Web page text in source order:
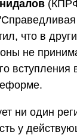
что в
не
вступления
ни один
у